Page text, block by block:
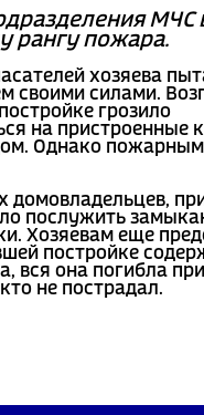
МЧС
рангу пожара.
хозяева
своими силами.
грозило
на пристроенные
Однако пожарным
домовладельцев,
послужить
Хозяевам еще
постройке
вся она погибла
не пострадал.